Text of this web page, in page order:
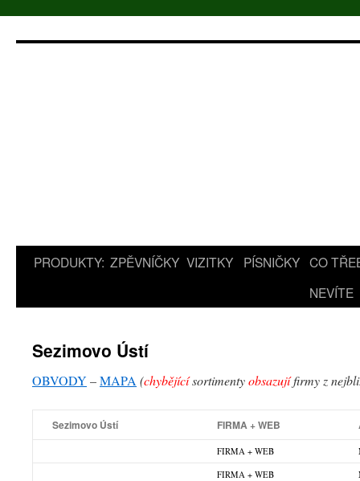
PRODUKTY: ZPĚVNÍČKY VIZITKY PÍSNIČKY CO
NEVÍTE
Sezimovo Ústí
OBVODY –MAPA (chybějícísortimentyobsazujífirmy z
Sezimovo Ústí FIRMA + WEB
FIRMA + WEB
FIRMA + WEB